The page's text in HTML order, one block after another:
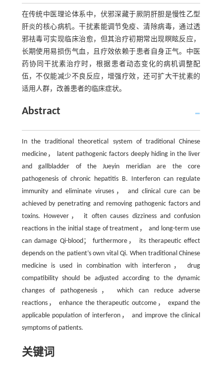
在传统中医理论体系中，伏邪深藏于厥阴肝胆是慢性乙型
肝炎的核心病机。干扰素能调节免疫、清除病毒，通过透
邪祛毒可实现临床治愈，但其治疗初期常出现瞑眩反应，
长期使用易损伤气血，且疗效依赖于患者自身正气。中医
药协同干扰素治疗时，根据患者动态变化的病机调整配
伍，不仅能减少不良反应，增强疗效，还可扩大干扰素的
适用人群，改善患者的临床症状。
Abstract
In the traditional theoretical system of traditional Chinese
medicine， latent pathogenic factors deeply hiding in the liver
and gallbladder of the Jueyin meridian are the core
pathogenesis of chronic hepatitis B. Interferon can regulate
immunity and eliminate viruses， and clinical cure can be
achieved by penetrating and removing pathogenic factors and
toxins. However， it often causes dizziness and confusion
reactions in the initial stage of treatment， and long-term use
can damage Qi-blood； furthermore， its therapeutic effect
depends on the patient’s own vital Qi. When traditional Chinese
medicine is used in combination with interferon， drug
compatibility should be adjusted according to the dynamic
changes of pathogenesis， which can reduce adverse
reactions， enhance the therapeutic outcome， expand the
applicable population of interferon， and improve the clinical
symptoms of patients.
关键词